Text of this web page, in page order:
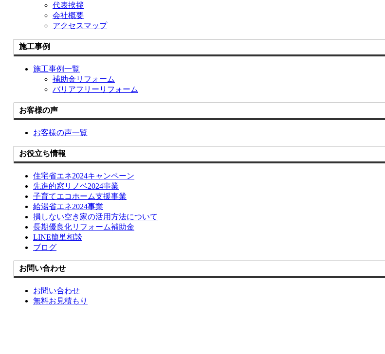
代表挨拶
会社概要
アクセスマップ
施工事例
施工事例一覧
補助金リフォーム
バリアフリーリフォーム
お客様の声
お客様の声一覧
お役立ち情報
住宅省エネ2024キャンペーン
先進的窓リノベ2024事業
子育てエコホーム支援事業
給湯省エネ2024事業
損しない空き家の活用方法について
長期優良化リフォーム補助金
LINE簡単相談
ブログ
お問い合わせ
お問い合わせ
無料お見積もり